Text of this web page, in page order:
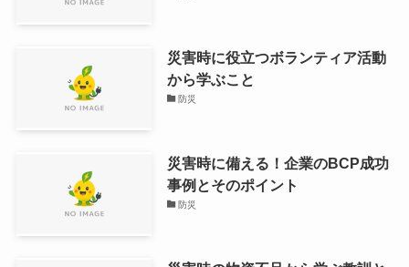
災害時に役立つボランティア活動
から学ぶこと
防災
災害時に備える！企業のBCP成功
事例とそのポイント
防災